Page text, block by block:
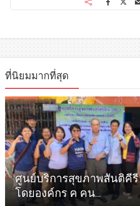
ที่นิยมมากที่สุด
ศูนย์บริการสุขภาพสันติคี
โดยองค์กร ค คน...